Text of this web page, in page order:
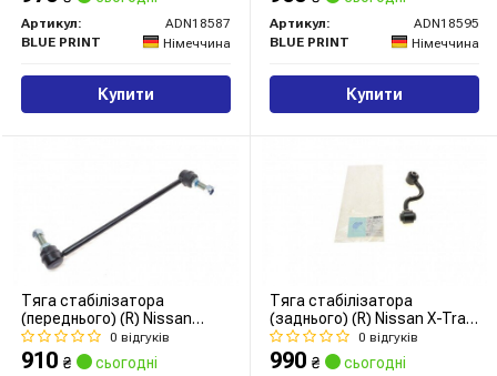
Артикул:
ADN18587
BLUE PRINT
Німеччина
Купити
Артикул:
ADN18595
BLUE PRINT
Німеччина
Купити
Тяга стабілізатора
(переднього) (R) Nissan
Qashqai/X-Trail/Renault
Koleos 08-
0 відгуків
910 ₴ сьогодні
Тяга стабілізатора
(заднього) (R) Nissan X-Trail
07-
0 відгуків
990 ₴ сьогодні